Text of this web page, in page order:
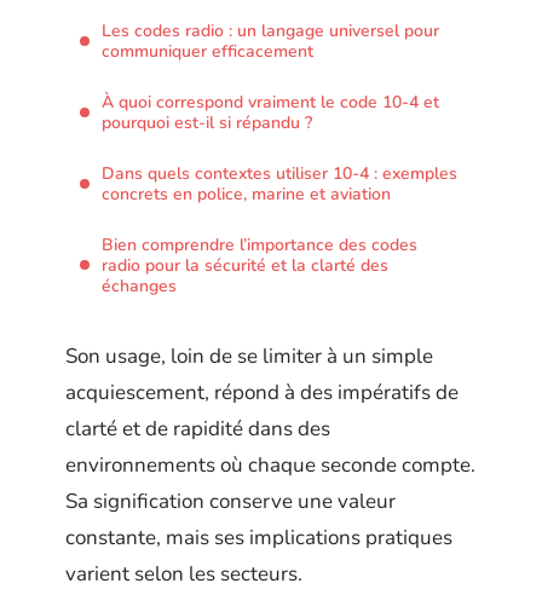
Les codes radio : un langage universel pour
communiquer efficacement
À quoi correspond vraiment le code 10-4 et
pourquoi est-il si répandu ?
Dans quels contextes utiliser 10-4 : exemples
concrets en police, marine et aviation
Bien comprendre l’importance des codes
radio pour la sécurité et la clarté des
échanges
Son usage, loin de se limiter à un simple
acquiescement, répond à des impératifs de
clarté et de rapidité dans des
environnements où chaque seconde compte.
Sa signification conserve une valeur
constante, mais ses implications pratiques
varient selon les secteurs.